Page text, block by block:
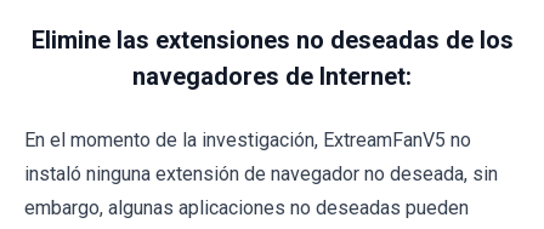
Elimine las extensiones no deseadas de los
navegadores de Internet:
En el momento de la investigación, ExtreamFanV5 no
instaló ninguna extensión de navegador no deseada, sin
embargo, algunas aplicaciones no deseadas pueden